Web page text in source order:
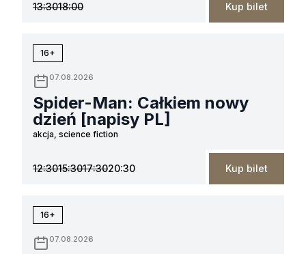
13:3018:00 Kup bilet
16+
07.08.2026
Spider-Man: Całkiem nowy
dzień [napisy PL]
akcja, science fiction
12:3015:3017:3020:30 Kup bilet
16+
07.08.2026